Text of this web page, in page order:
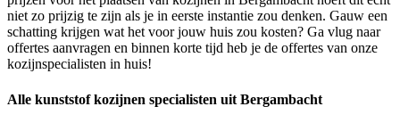
niet zo prijzig te zijn als je in eerste instantie zou denken. Gauw een
schatting krijgen wat het voor jouw huis zou kosten? Ga vlug naar
offertes aanvragen en binnen korte tijd heb je de offertes van onze
kozijnspecialisten in huis!
Alle kunststof kozijnen specialisten uit Bergambacht